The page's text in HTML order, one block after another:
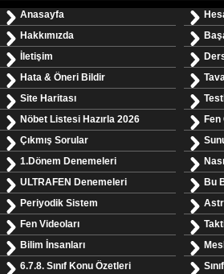
Anasayfa
Hakkımızda
İletişim
Hata & Öneri Bildir
Site Haritası
Nöbet Listesi Hazırla 2026
Çıkmış Sorular
1.Dönem Denemeleri
ULTRAFEN Denemeleri
Periyodik Sistem
Fen Videoları
Bilim İnsanları
6.7.8. Sınıf Konu Özetleri
Fen
Bu